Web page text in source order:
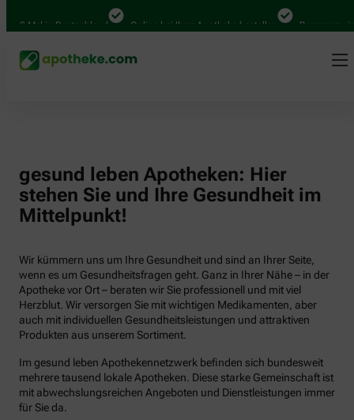
Mal in Deutschland Online bei Ihrer Apotheke bestellen Bequem
gesund leben Apotheken: Hier
stehen Sie und Ihre Gesundheit im
Mittelpunkt!
Wir kümmern uns um Ihre Gesundheit und sind an Ihrer Seite,
wenn es um Gesundheitsfragen geht. Ganz in Ihrer Nähe – in der
Apotheke vor Ort – beraten wir Sie professionell und mit viel
Herzblut. Wir versorgen Sie mit wichtigen Medikamenten, aber
auch mit individuellen Gesundheitsleistungen und attraktiven
Produkten aus unserem Sortiment.
Im gesund leben Apothekennetzwerk befinden sich bundesweit
mehrere tausend lokale Apotheken. Diese starke Gemeinschaft ist
mit abwechslungsreichen Angeboten und Dienstleistungen immer
für Sie da.